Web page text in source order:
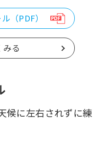
（PDF）
みる
候に左右されずに練